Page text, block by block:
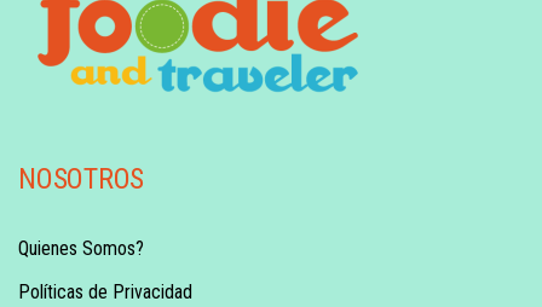
NOSOTROS
Quienes Somos?
Políticas de Privacidad